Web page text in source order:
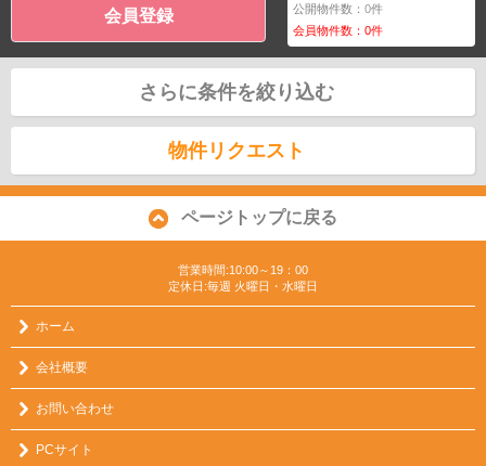
会員登録 公開物件数：0件
会員物件数：0件
さらに条件を絞り込む
物件リクエスト
ページトップに戻る
営業時間:10:00～19：00
定休日:毎週 火曜日・水曜日
ホーム
会社概要
お問い合わせ
PCサイト